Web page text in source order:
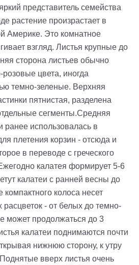
представитель семейства
растение произрастает в
Америке. Это комнатное
взгляд. Листья крупные до
сторона листьев обычно
цвета, иногда
темно-зеленые. Верхняя
пятнистая, разделена
сегменты.Средняя
ранее использовалась в
плетения корзин - отсюда и
в переводе с греческого
калатея формирует 5-6
калатеи с ранней весны до
компактного колоса несет
расцветок - от белых до темно-
может продолжаться до 3
калатеи поднимаются почти
нижнюю сторону, к утру
вверх листья очень